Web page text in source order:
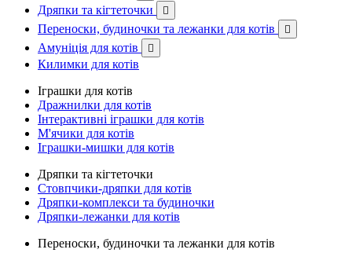
Дряпки та кігтеточки 
Переноски, будиночки та лежанки для котів 
Амуніція для котів 
Килимки для котів
Іграшки для котів
Дражнилки для котів
Інтерактивні іграшки для котів
М'ячики для котів
Іграшки-мишки для котів
Дряпки та кігтеточки
Стовпчики-дряпки для котів
Дряпки-комплекси та будиночки
Дряпки-лежанки для котів
Переноски, будиночки та лежанки для котів